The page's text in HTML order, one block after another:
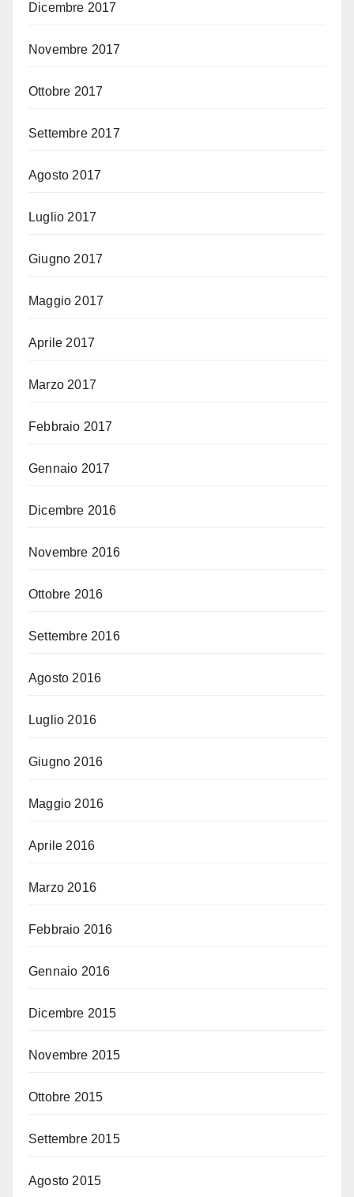
Dicembre 2017
Novembre 2017
Ottobre 2017
Settembre 2017
Agosto 2017
Luglio 2017
Giugno 2017
Maggio 2017
Aprile 2017
Marzo 2017
Febbraio 2017
Gennaio 2017
Dicembre 2016
Novembre 2016
Ottobre 2016
Settembre 2016
Agosto 2016
Luglio 2016
Giugno 2016
Maggio 2016
Aprile 2016
Marzo 2016
Febbraio 2016
Gennaio 2016
Dicembre 2015
Novembre 2015
Ottobre 2015
Settembre 2015
Agosto 2015